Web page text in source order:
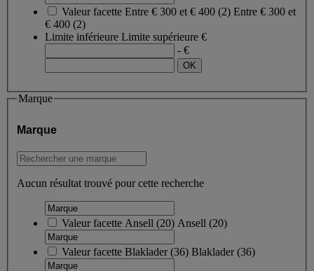
Valeur facette Entre € 300 et € 400 (2) Entre € 300 et
€ 400 (2)
Limite inférieure Limite supérieure €
- €
Marque
Marque
Aucun résultat trouvé pour cette recherche
Valeur facette Ansell (20) Ansell (20)
Valeur facette Blaklader(36) Blaklader(36)